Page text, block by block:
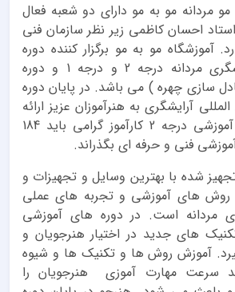
مردانه مو به مو دارای دو شعبه فعال
احسان کاظمی زیر نظر سازمان فنی
آموزشگاه مو به مو برگزار کننده دوره
های آموزشی آرایشگری مردانه درجه 2 و درجه 1 و دوره
سازی چهره ) می باشد. در پایان دوره
آرایشگری به هنرآموزان عزیز ارائه
می گردد. در دوره آموزشی درجه 2 کارآموز گرامی باید 184
فنی و حرفه ای بگذراند.
شده با بهترین وسایل و تجهیزات و
روش های آموزشی و تجربه های عملی
مردانه است. در دوره های آموزشی
های جدید در اختیار هنرجویان و
گیرد. آموزش روش ها و تکنیک ها و شیوه
سرعت مهارت آموزی هنرجویان را